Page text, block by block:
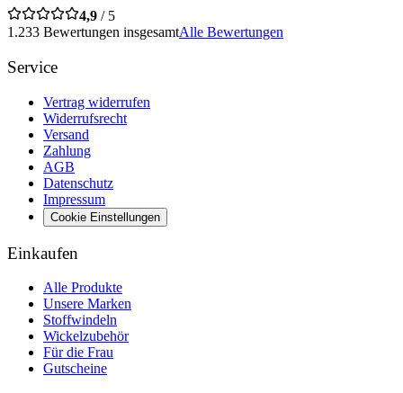
4,9 / 5
1.233 Bewertungen insgesamtAlle Bewertungen
Service
Vertrag widerrufen
Widerrufsrecht
Versand
Zahlung
AGB
Datenschutz
Impressum
Cookie Einstellungen
Einkaufen
Alle Produkte
Unsere Marken
Stoffwindeln
Wickelzubehör
Für die Frau
Gutscheine